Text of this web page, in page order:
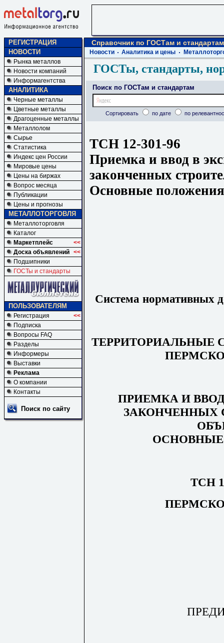
РЕГИСТРАЦИЯ
НОВОСТИ
Рынка металлов
Новости компаний
Информагентства
АНАЛИТИКА
Черные металлы
Цветные металлы
Драгоценные металлы
Металлолом
Сырье
Статистика
Индекс цен России
Мировые цены
Цены на биржах
Вопрос месяца
Публикации
Цены и прогнозы
МЕТАЛЛОТОРГОВЛЯ
Металлоторговля
Каталог
Маркетплейс
<<
Доска объявлений <<
Подшипники
ГОСТы и стандарты
ПОЛЬЗОВАТЕЛЯМ
Регистрация
<<
Подписка
Вопросы FAQ
Разделы
Информеры
Выставки
Реклама
О компании
Контакты
Поиск по сайту
Справочник по ГОСТам и стандартам
Новости Аналитика и цены
ГОСТы, стандарты,
Поиск по ГОСТам и стандартам
Сортировать по дате по
ТСН 12-301-96
Приемка и ввод в
законченных
Основные
Система нормативных
ТЕРРИТОРИАЛЬНЫЕ
ПРИЕМКА И
ЗАКОНЧЕННЫХ
ТСН